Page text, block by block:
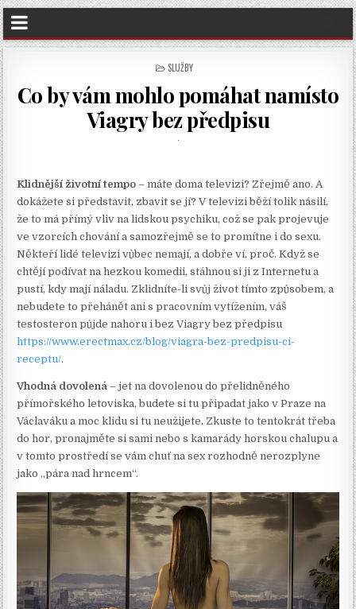
POSTED
SLUŽBY
Co by vám mohlo pomáhat namísto
Viagry bez předpisu
Klidnější životní tempo – máte doma televizi? Zřejmě ano. A
dokážete si představit, zbavit se jí? V televizi běží tolik násilí,
že to má přímý vliv na lidskou psychiku, což se pak projevuje
ve vzorcích chování a samozřejmě se to promítne i do sexu.
Někteří lidé televizi vůbec nemají, a dobře ví, proč. Když se
chtějí podívat na hezkou komedii, stáhnou si ji z Internetu a
pustí, kdy mají náladu. Zklidníte-li svůj život tímto způsobem, a
nebudete to přehánět ani s pracovním vytížením, váš
testosteron půjde nahoru i bez Viagry bez předpisu
https://www.erectmax.cz/blog/viagra-bez-predpisu-ci-
receptu/.
Vhodná dovolená– jet na dovolenou do přelidněného
přímořského letoviska, budete si tu připadat jako v Praze na
Václaváku a moc klidu si tu neužijete. Zkuste to tentokrát třeba
do hor, pronajměte si sami nebo s kamarády horskou chalupu a
v tomto prostředí se vám chuť na sex rozhodně nerozplyne
jako „pára nad hrncem“.